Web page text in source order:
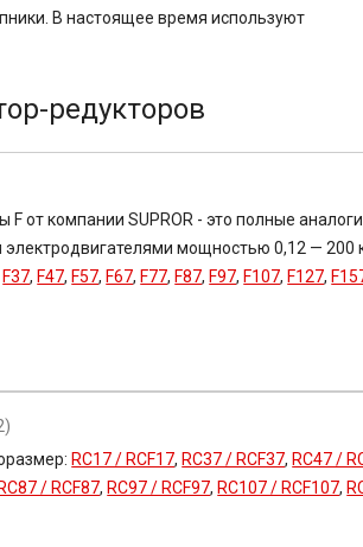
В настоящее время используют
редукторов
от компании SUPROR - это полные аналоги
мощностью 0,12 — 200
F37, F47, F57, F67, F77, F87, F97, F107, F127,
RC17 / RCF17, RC37 / RCF37, RC47 /
RC87 / RCF87, RC97 / RCF97, RC107 / RCF107,